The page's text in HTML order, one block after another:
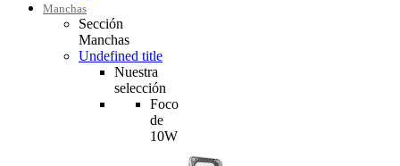
Manchas
Sección
Manchas
Undefined title
Nuestra
selección
Foco
de
10W